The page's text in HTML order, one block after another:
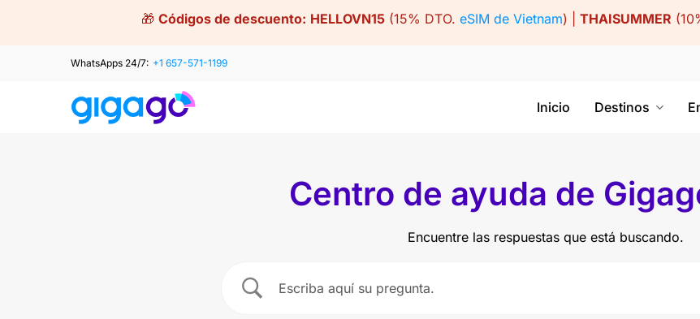
🎁 Códigos de descuento: HELLOVN15(15% DTO. eSIM de Vietnam) | THAISUMMER
WhatsApps 24/7: +1 657-571-1199
Inicio Destinos
Centro de ayuda de
Encuentre las respuestas que está buscando.